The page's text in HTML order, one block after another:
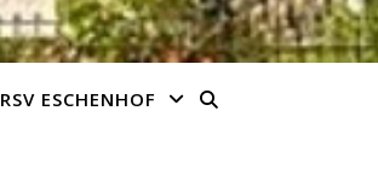
RSV ESCHENHOF